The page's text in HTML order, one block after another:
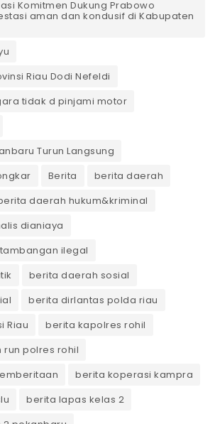
Komitmen Dukung Prabowo
aman dan kondusif di Kabupaten
Riau Dodi Nefeldi
tidak d pinjami motor
Turun Langsung
Berita
berita daerah
daerah hukum&kriminal
dianiaya
ilegal
berita daerah sosial
berita dirlantas polda riau
Riau
berita kapolres rohil
run polres rohil
berita koperasi kampra
berita lapas kelas 2